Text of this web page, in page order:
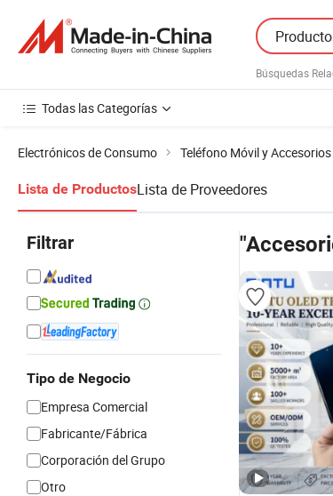
Búsquedas
Todas las Categorías
Electrónicos de Consumo Teléfono Móvil y Accesorios
Lista de ProductosLista de Proveedores
Filtrar
Tipo de Negocio
Empresa Comercial
Fabricante/Fábrica
Corporación del Grupo
Otro